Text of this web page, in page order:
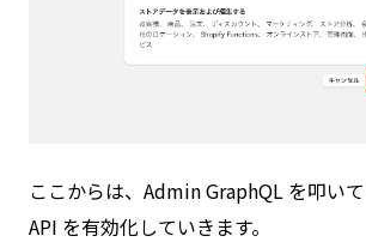
ここからは、Admin GraphQL を叩い
API を有効化していきます。